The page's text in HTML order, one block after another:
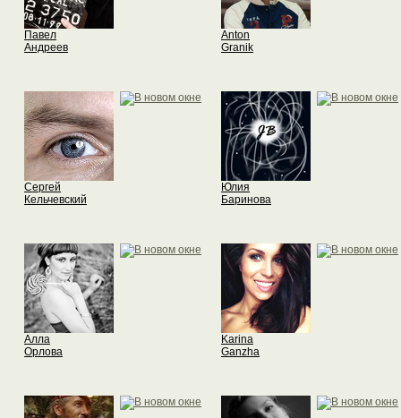
Павел
Андреев
Anton
Granik
Сергей
Кельчевский
Юлия
Баринова
Алла
Орлова
Karina
Ganzha